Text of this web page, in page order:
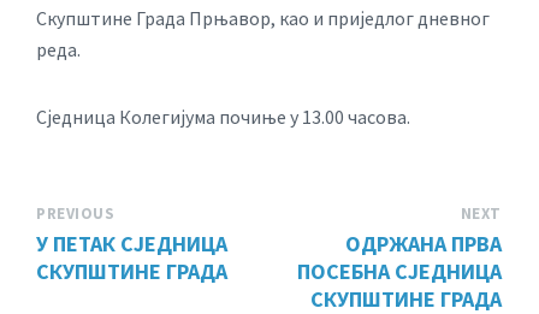
Скупштине Града Прњавор, као и приједлог дневног
реда.
Сједница Колегијума почиње у 13.00 часова.
PREVIOUS
У ПЕТАК СЈЕДНИЦА
СКУПШТИНЕ ГРАДА
NEXT
ОДРЖАНА ПРВА
ПОСЕБНА СЈЕДНИЦА
СКУПШТИНЕ ГРАДА